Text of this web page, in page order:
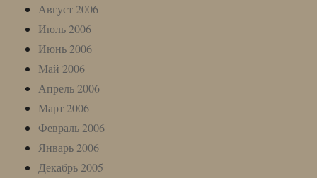
Август 2006
Июль 2006
Июнь 2006
Май 2006
Апрель 2006
Март 2006
Февраль 2006
Январь 2006
Декабрь 2005